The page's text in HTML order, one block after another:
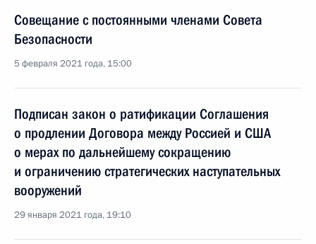
Совещание с постоянными членами Совета
Безопасности
5 февраля 2021 года, 15:00
Подписан закон о ратификации Соглашения
о продлении Договора между Россией и США
о мерах по дальнейшему сокращению
и ограничению стратегических наступательных
вооружений
29 января 2021 года, 19:10